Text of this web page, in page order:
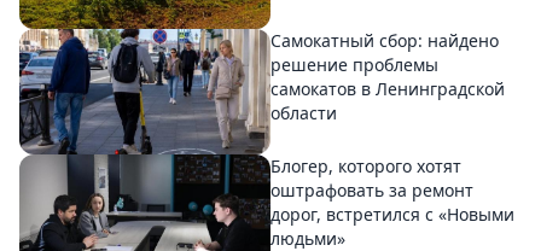
Самокатный сбор: найдено
решение проблемы
самокатов в Ленинградской
области
Блогер, которого хотят
оштрафовать за ремонт
дорог, встретился с «Новыми
людьми»